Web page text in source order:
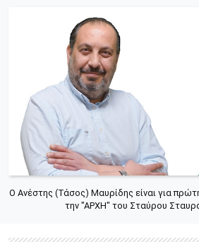
Ο Ανέστης (Τάσος) Μαυρίδης είναι για
την "ΑΡΧΗ" του Σταύρου